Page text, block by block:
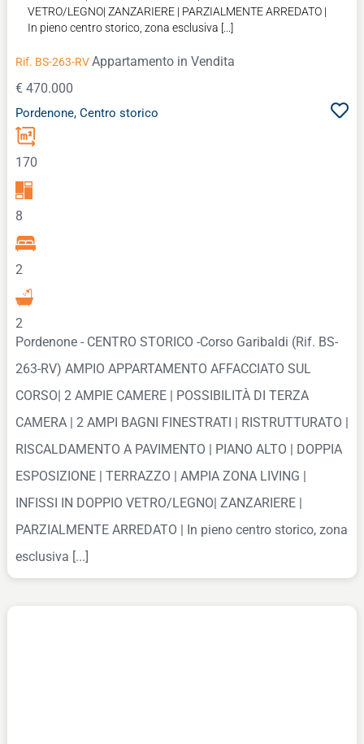
VETRO/LEGNO| ZANZARIERE | PARZIALMENTE ARREDATO |
In pieno centro storico, zona esclusiva [...]
Rif. BS-263-RVAppartamento in Vendita
€ 470.000
Pordenone, Centro storico
170
8
2
2
Pordenone - CENTRO STORICO -Corso Garibaldi (Rif. BS-
263-RV) AMPIO APPARTAMENTO AFFACCIATO SUL
CORSO| 2 AMPIE CAMERE | POSSIBILITÀ DI TERZA
CAMERA | 2 AMPI BAGNI FINESTRATI | RISTRUTTURATO |
RISCALDAMENTO A PAVIMENTO | PIANO ALTO | DOPPIA
ESPOSIZIONE | TERRAZZO | AMPIA ZONA LIVING |
INFISSI IN DOPPIO VETRO/LEGNO| ZANZARIERE |
PARZIALMENTE ARREDATO | In pieno centro storico, zona
esclusiva [...]